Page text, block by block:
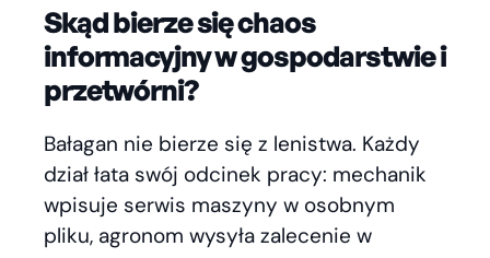
Skąd bierze się chaos
informacyjny w gospodarstwie i
przetwórni?
Bałagan nie bierze się z lenistwa. Każdy
dział łata swój odcinek pracy: mechanik
wpisuje serwis maszyny w osobnym
pliku, agronom wysyła zalecenie w